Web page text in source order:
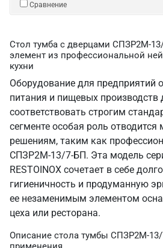
Сравнение
Стол тумба с дверцами СПЗР2М-
элемент из профессиональной
кухни
Оборудование для предприятий
питания и пищевых производств
соответствовать строгим
сегменте особая роль
решениям, таким как
СПЗР2М-13/7-БП. Эта модель
RESTOINOX сочетает в себе
гигиеничность и продуманную
ее незаменимым элементом
цеха или ресторана.
Описание стола тумбы СПЗР2М-